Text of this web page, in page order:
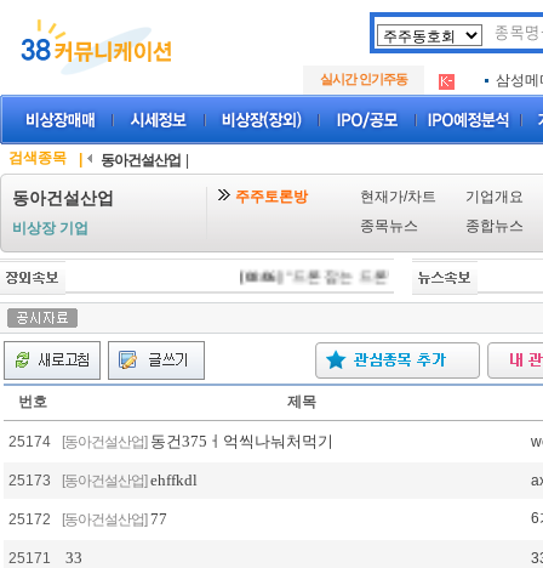
실시간 인기주동
.
아크로
삼성메
.
아크로
.
아하
검색종목 동아건설산업
동아건설산업
비상장 기업
주주토론방 현재가/차트
기업개요
종목뉴스
종합뉴스
[08/06]"드론 잡는 드론" 니어스랩, IPO 시동
번호 제목
25174 [동아건설산업] 동건375ㅓ억씩나눠처먹기
25173 [동아건설산업] ehffkdl
25172 [동아건설산업] 77 6
25171 33